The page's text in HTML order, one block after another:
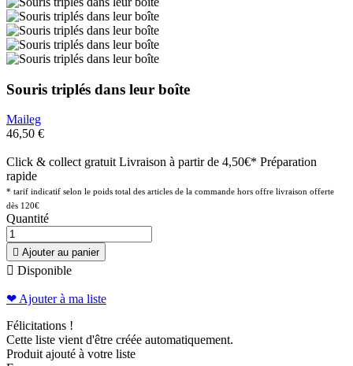
Souris triplés dans leur boîte
Maileg
46,50 €
Click & collect gratuit Livraison à partir de 4,50€* Préparation
rapide
* tarif indicatif selon le poids total des articles de la commande hors offre livraison offerte
dès 120€
Quantité
 Ajouter au panier
 Disponible
❤ Ajouter à ma liste
Félicitations !
Cette liste vient d'être créée automatiquement.
Produit ajouté à votre liste